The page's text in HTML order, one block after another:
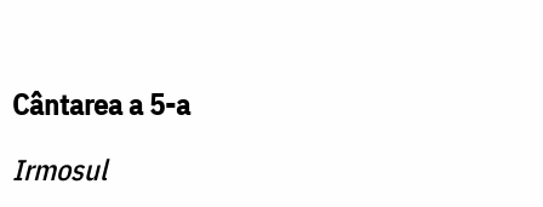
Cântarea a 5-a
Irmosul